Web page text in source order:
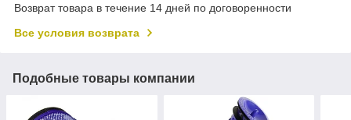
Возврат товара в течение 14 дней по договоренности
Все условия возврата
Подобные товары компании